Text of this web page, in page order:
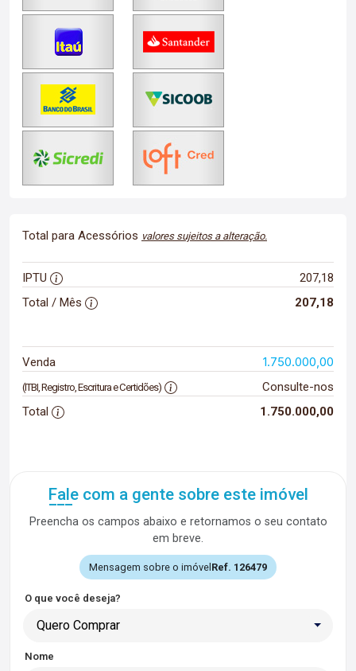
Total para Acessórios valores sujeitos a alteração.
IPTU
207,18
Total / Mês
207,18
Venda 1.750.000,00
(ITBI, Registro, Escritura e Certidões)
Consulte-nos
Total
1.750.000,00
Fale com a gente sobre este imóvel
Preencha os campos abaixo e retornamos o seu contato
em breve.
Mensagem sobre o imóvel Ref. 126479
O que você deseja?
Quero Comprar
Nome